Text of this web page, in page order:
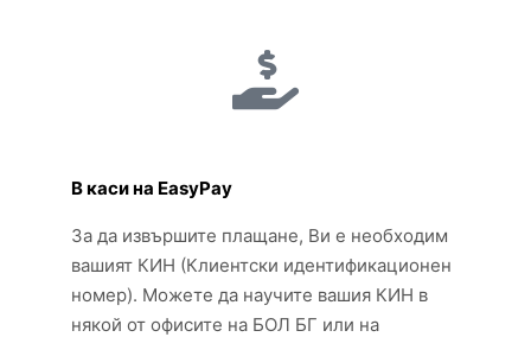
В каси на EasyPay
За да извършите плащане, Ви е необходим
вашият КИН (Клиентски идентификационен
номер). Можете да научите вашия КИН в
някой от офисите на БОЛ БГ или на